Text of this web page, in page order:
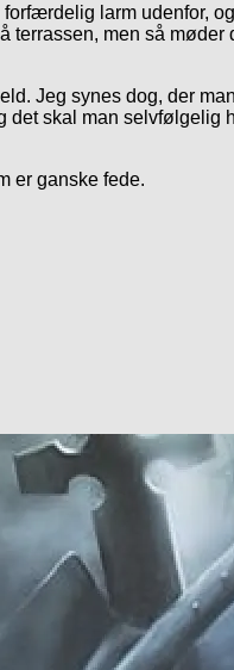
larm udenfor,
terrassen, men så møder
Jeg synes dog, der
det skal man selvfølgelig
er ganske fede.